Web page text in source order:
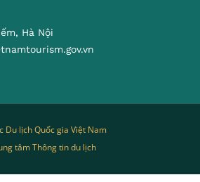
Hà Nội
Du lịch Quốc gia Việt Nam
tâm Thông tin du lịch